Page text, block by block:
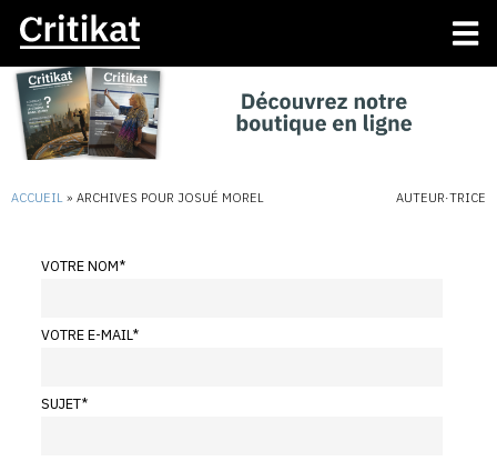
ACCUEIL » ARCHIVES POUR JOSUÉ MOREL AUTEUR·TRICE
VOTRE NOM*
VOTRE E-MAIL*
SUJET*